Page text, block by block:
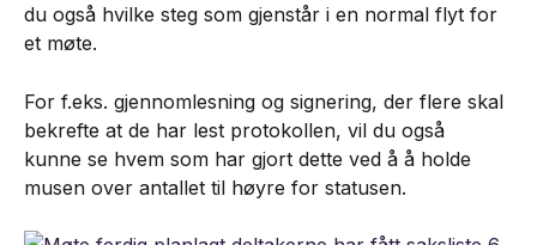
du også hvilke steg som gjenstår i en normal flyt for
et møte.
For f.eks. gjennomlesning og signering, der flere skal
bekrefte at de har lest protokollen, vil du også
kunne se hvem som har gjort dette ved å å holde
musen over antallet til høyre for statusen.